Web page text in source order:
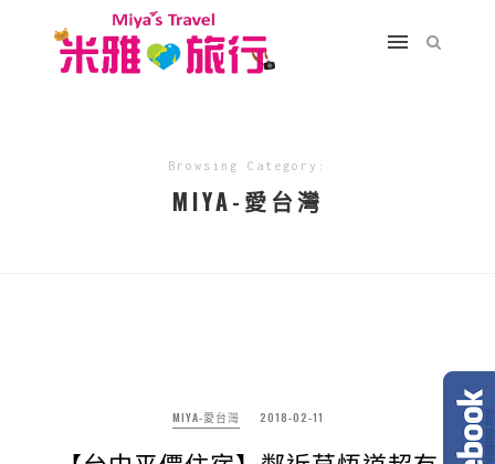
Browsing Category:
MIYA-愛台灣
MIYA-愛台灣 2018-02-11